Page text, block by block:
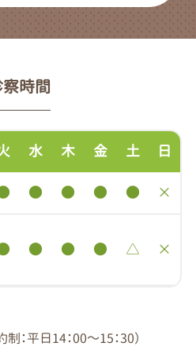
時間
水 木 金 土 日
● ● ● ● ×
● ● ● △ ×
：平日14：00～15：30）